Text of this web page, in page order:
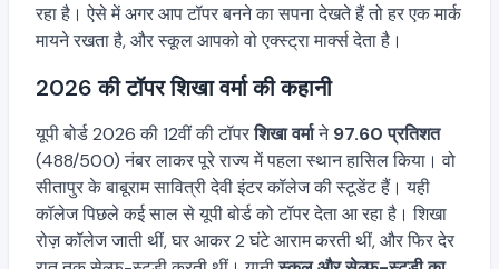
रहा है। ऐसे में अगर आप टॉपर बनने का सपना देखते हैं तो हर एक मार्क
मायने रखता है, और स्कूल आपको वो एक्स्ट्रा मार्क्स देता है।
2026 की टॉपर शिखा वर्मा की कहानी
यूपी बोर्ड 2026 की 12वीं की टॉपरशिखा वर्माने97.60 प्रतिशत
(488/500) नंबर लाकर पूरे राज्य में पहला स्थान हासिल किया। वो
सीतापुर के बाबूराम सावित्री देवी इंटर कॉलेज की स्टूडेंट हैं। यही
कॉलेज पिछले कई साल से यूपी बोर्ड को टॉपर देता आ रहा है। शिखा
रोज़ कॉलेज जाती थीं, घर आकर 2 घंटे आराम करती थीं, और फिर देर